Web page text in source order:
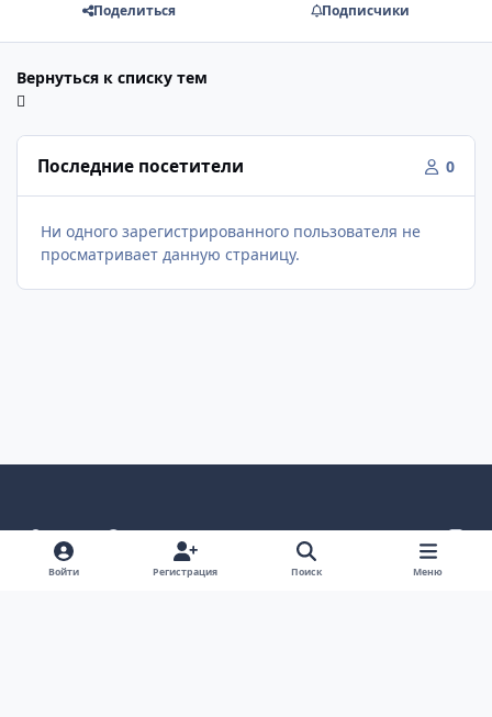
Поделиться Подписчики
Вернуться к списку тем
Последние посетители 0
Ни одного зарегистрированного пользователя не
просматривает данную страницу.
Светлый режим
Темный режим
Как в системе
v
k
Политика конфиденциальности
Войти Регистрация Поиск Меню